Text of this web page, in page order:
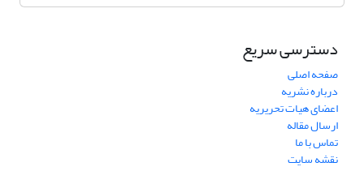
دسترسی سریع
صفحه اصلی
درباره نشریه
اعضای هیات تحریریه
ارسال مقاله
تماس با ما
نقشه سایت